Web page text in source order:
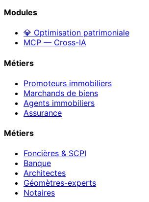
Modules
💎 Optimisation patrimoniale
MCP — Cross-IA
Métiers
Promoteurs immobiliers
Marchands de biens
Agents immobiliers
Assurance
Métiers
Foncières & SCPI
Banque
Architectes
Géomètres-experts
Notaires